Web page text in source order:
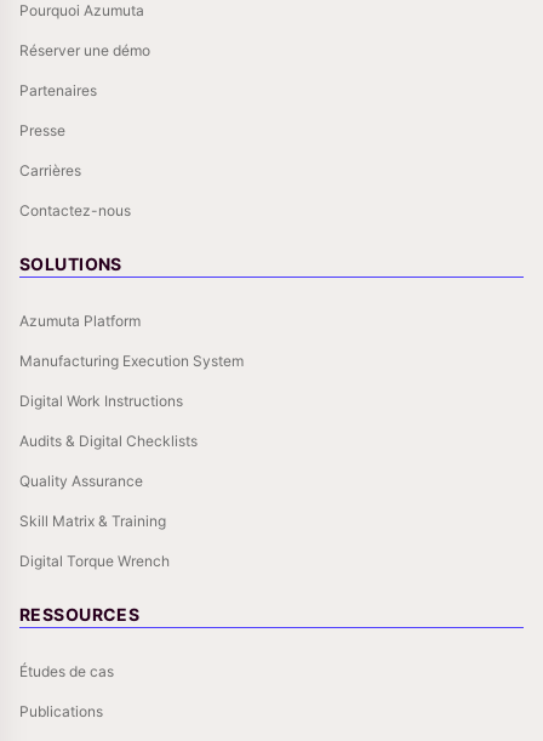
Pourquoi Azumuta
Réserver une démo
Partenaires
Presse
Carrières
Contactez-nous
SOLUTIONS
Azumuta Platform
Manufacturing Execution System
Digital Work Instructions
Audits & Digital Checklists
Quality Assurance
Skill Matrix & Training
Digital Torque Wrench
RESSOURCES
Études de cas
Publications